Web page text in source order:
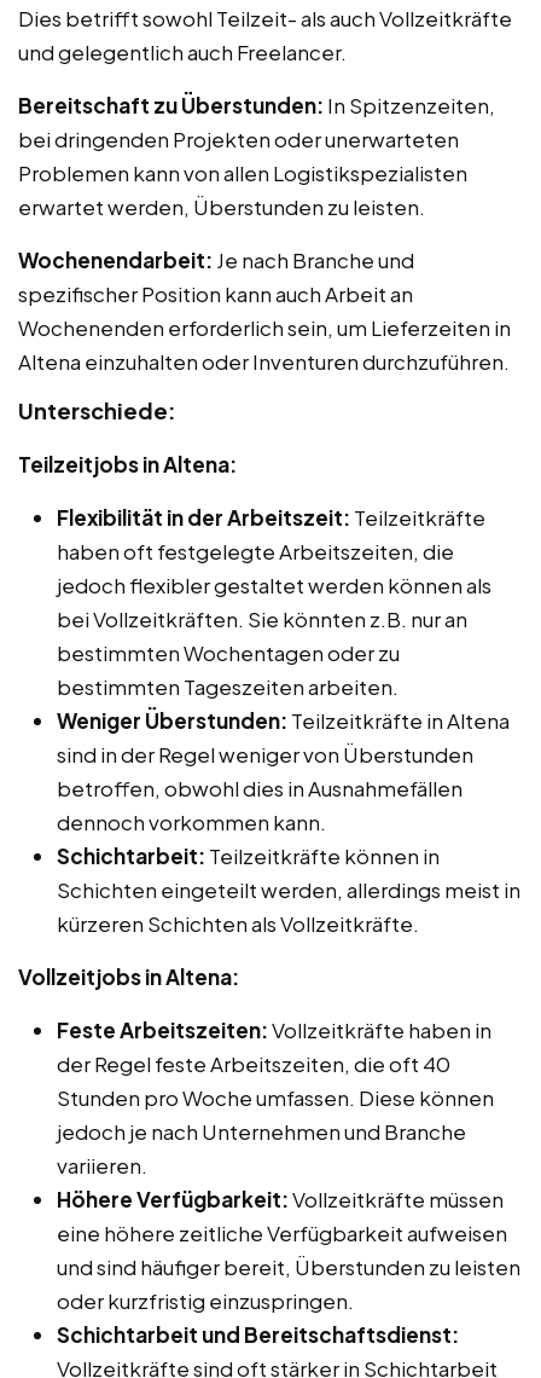
Dies betrifft sowohl Teilzeit- als auch Vollzeitkräfte
und gelegentlich auch Freelancer.
Bereitschaft zu Überstunden: In Spitzenzeiten,
bei dringenden Projekten oder unerwarteten
Problemen kann von allen Logistikspezialisten
erwartet werden, Überstunden zu leisten.
Wochenendarbeit: Je nach Branche und
spezifischer Position kann auch Arbeit an
Wochenenden erforderlich sein, um Lieferzeiten in
Altena einzuhalten oder Inventuren durchzuführen.
Unterschiede:
Teilzeitjobs in Altena:
Flexibilität in der Arbeitszeit: Teilzeitkräfte
haben oft festgelegte Arbeitszeiten, die
jedoch flexibler gestaltet werden können als
bei Vollzeitkräften. Sie könnten z.B. nur an
bestimmten Wochentagen oder zu
bestimmten Tageszeiten arbeiten.
Weniger Überstunden: Teilzeitkräfte in Altena
sind in der Regel weniger von Überstunden
betroffen, obwohl dies in Ausnahmefällen
dennoch vorkommen kann.
Schichtarbeit: Teilzeitkräfte können in
Schichten eingeteilt werden, allerdings meist in
kürzeren Schichten als Vollzeitkräfte.
Vollzeitjobs in Altena:
Feste Arbeitszeiten:Vollzeitkräfte haben in
der Regel feste Arbeitszeiten, die oft 40
Stunden pro Woche umfassen. Diese können
jedoch je nach Unternehmen und Branche
variieren.
Höhere Verfügbarkeit:Vollzeitkräfte müssen
eine höhere zeitliche Verfügbarkeit aufweisen
und sind häufiger bereit, Überstunden zu leisten
oder kurzfristig einzuspringen.
Schichtarbeit und Bereitschaftsdienst:
Vollzeitkräfte sind oft stärker in Schichtarbeit